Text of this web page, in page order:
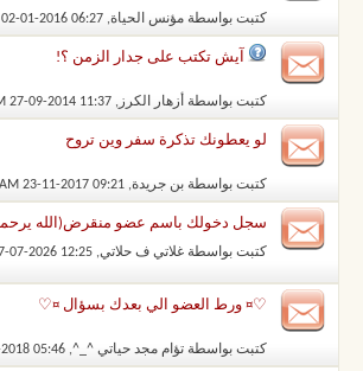
كتبت بواسطة مؤنس الحياة‏, 02-01-2016 06:27 PM
آيش تكتب على جدار الزمن ؟!
كتبت بواسطة أزهار الكرز ‏, 27-09-2014 11:37 AM
لو يعطونك تذكرة سفر وين تروح
كتبت بواسطة بن جريدة‏, 23-11-2017 09:21 AM
سجل دخولك باسم عضو منقرض(الله
كتبت بواسطة غلاتي ف حلاتي‏, 07-07-2026 12:25 AM
♡¤ ورط العضو الي بعدك بسؤال ¤♡
كتبت بواسطة تؤام مجد حياتي ^_^‏, 21-02-2018 05:46 PM